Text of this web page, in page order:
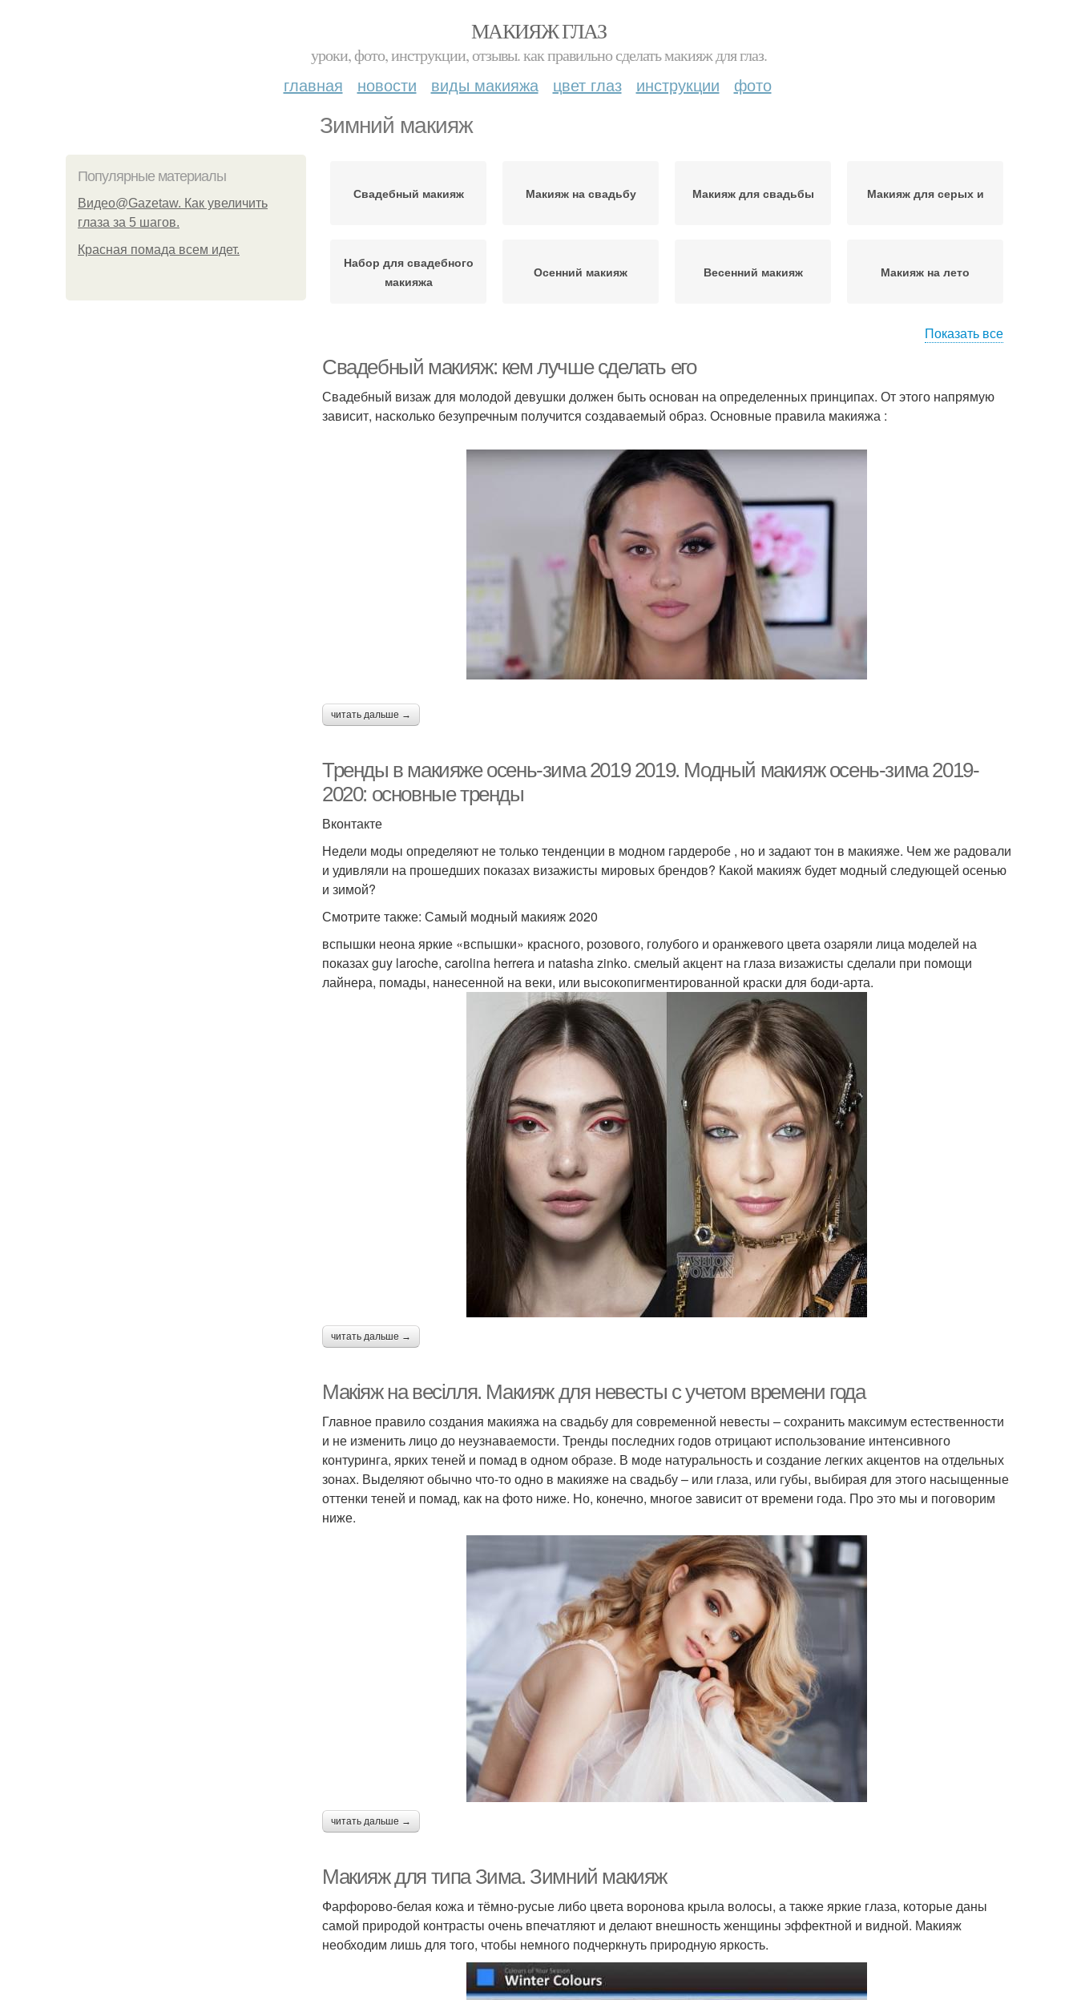
МАКИЯЖ ГЛАЗ
уроки, фото, инструкции, отзывы. как правильно сделать макияж для глаз.
главная новости виды макияжа цвет глаз инструкции фото
Зимний макияж
Популярные материалы
Видео@Gazetaw. Как увеличить
глаза за 5 шагов.
Красная помада всем идет.
Свадебный макияж Макияж на свадьбу Макияж для свадьбы Макияж для серых и
Набор для свадебного
макияжа
Осенний макияж Весенний макияж Макияж на лето
вечерний макияж глаз
макияж глаз нависшее
веко
как сделать макияж глаз красивый макияж глаз темный макияж глаз
Макияж на новый год Макияж под цвет
Показать все
Свадебный макияж: кем лучше сделать его
Свадебный визаж для молодой девушки должен быть основан на определенных принципах. От этого напрямую
зависит, насколько безупречным получится создаваемый образ. Основные правила макияжа :
читать дальше →
Тренды в макияже осень-зима 2019 2019. Модный макияж осень-зима 2019-
2020: основные тренды
Вконтакте
Недели моды определяют не только тенденции в модном гардеробе , но и задают тон в макияже. Чем же радовали
и удивляли на прошедших показах визажисты мировых брендов? Какой макияж будет модный следующей осенью
и зимой?
Смотрите также: Самый модный макияж 2020
вспышки неона яркие «вспышки» красного, розового, голубого и оранжевого цвета озаряли лица моделей на
показах guy laroche, carolina herrera и natasha zinko. смелый акцент на глаза визажисты сделали при помощи
лайнера, помады, нанесенной на веки, или высокопигментированной краски для боди-арта.
читать дальше →
Макіяж на весілля. Макияж для невесты с учетом времени года
Главное правило создания макияжа на свадьбу для современной невесты – сохранить максимум естественности
и не изменить лицо до неузнаваемости. Тренды последних годов отрицают использование интенсивного
контуринга, ярких теней и помад в одном образе. В моде натуральность и создание легких акцентов на отдельных
зонах. Выделяют обычно что-то одно в макияже на свадьбу – или глаза, или губы, выбирая для этого насыщенные
оттенки теней и помад, как на фото ниже. Но, конечно, многое зависит от времени года. Про это мы и поговорим
ниже.
читать дальше →
Макияж для типа Зима. Зимний макияж
Фарфорово-белая кожа и тёмно-русые либо цвета воронова крыла волосы, а также яркие глаза, которые даны
самой природой контрасты очень впечатляют и делают внешность женщины эффектной и видной. Макияж
необходим лишь для того, чтобы немного подчеркнуть природную яркость.